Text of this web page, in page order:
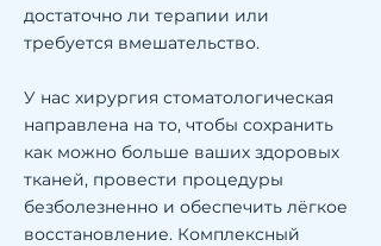
достаточно ли терапии или
требуется вмешательство.
У нас хирургия стоматологическая
направлена на то, чтобы сохранить
как можно больше ваших здоровых
тканей, провести процедуры
безболезненно и обеспечить лёгкое
восстановление. Комплексный